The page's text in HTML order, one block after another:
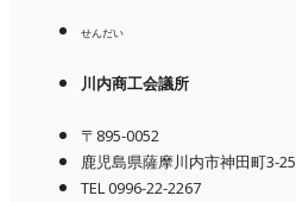
せんだい
川内商工会議所
〒895-0052
鹿児島県薩摩川内市神田町3-25
TEL 0996-22-2267